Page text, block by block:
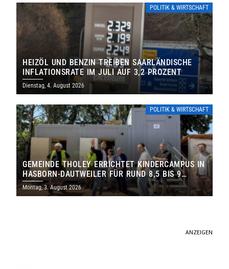
POLITIK & WIRTSCHAFT
HEIZÖL UND BENZIN TREIBEN SAARLÄNDISCHE
INFLATIONSRATE IM JULI AUF 3,2 PROZENT
Dienstag, 4. August 2026
POLITIK & WIRTSCHAFT
GEMEINDE THOLEY ERRICHTET KINDERCAMPUS IN
HASBORN-DAUTWEILER FÜR RUND 8,5 BIS 9
MILLIONEN EURO
Montag, 3. August 2026
ANZEIGEN